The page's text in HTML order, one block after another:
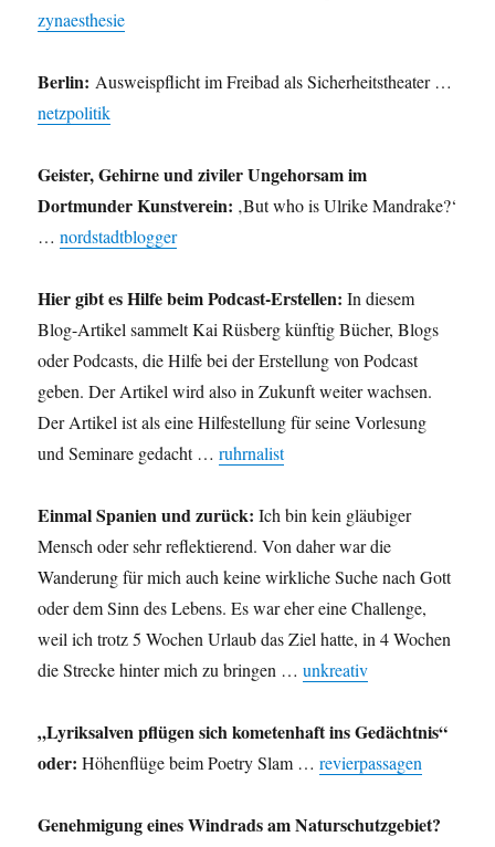
zynaesthesie
Berlin: Ausweispflicht im Freibad als Sicherheitstheater …
netzpolitik
Geister, Gehirne und ziviler Ungehorsam im
Dortmunder Kunstverein: ‚But who is Ulrike Mandrake?‘
…nordstadtblogger
Hier gibt es Hilfe beim Podcast-Erstellen: In diesem
Blog-Artikel sammelt Kai Rüsberg künftig Bücher, Blogs
oder Podcasts, die Hilfe bei der Erstellung von Podcast
geben. Der Artikel wird also in Zukunft weiter wachsen.
Der Artikel ist als eine Hilfestellung für seine Vorlesung
und Seminare gedacht …ruhrnalist
Einmal Spanien und zurück: Ich bin kein gläubiger
Mensch oder sehr reflektierend. Von daher war die
Wanderung für mich auch keine wirkliche Suche nach Gott
oder dem Sinn des Lebens. Es war eher eine Challenge,
weil ich trotz 5 Wochen Urlaub das Ziel hatte, in 4 Wochen
die Strecke hinter mich zu bringen …unkreativ
„Lyriksalven pflügen sich kometenhaft ins Gedächtnis“
oder: Höhenflüge beim Poetry Slam …revierpassagen
Genehmigung eines Windrads am Naturschutzgebiet?